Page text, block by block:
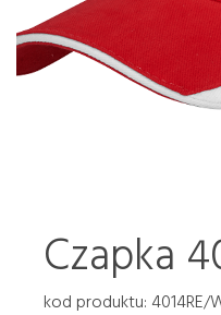
Czapka
kod produktu: 4014RE/